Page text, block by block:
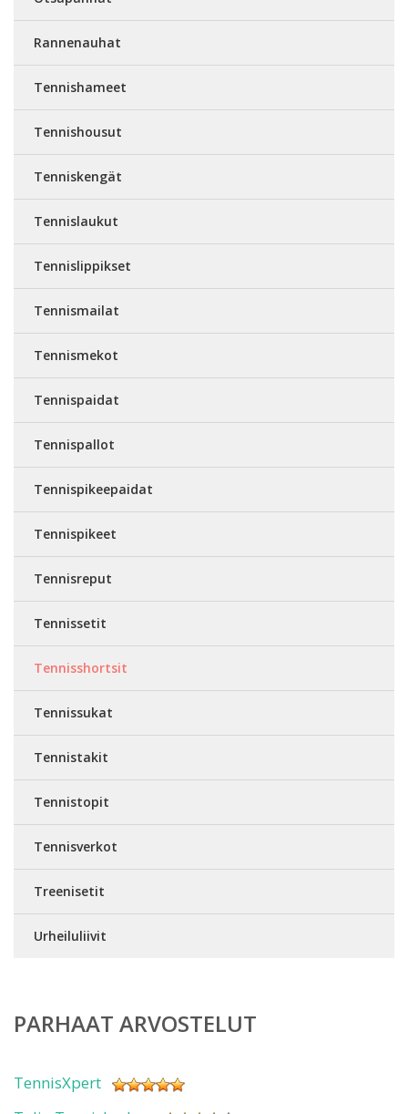
Rannenauhat
Tennishameet
Tennishousut
Tenniskengät
Tennislaukut
Tennislippikset
Tennismailat
Tennismekot
Tennispaidat
Tennispallot
Tennispikeepaidat
Tennispikeet
Tennisreput
Tennissetit
Tennisshortsit
Tennissukat
Tennistakit
Tennistopit
Tennisverkot
Treenisetit
Urheiluliivit
PARHAAT ARVOSTELUT
TennisXpert